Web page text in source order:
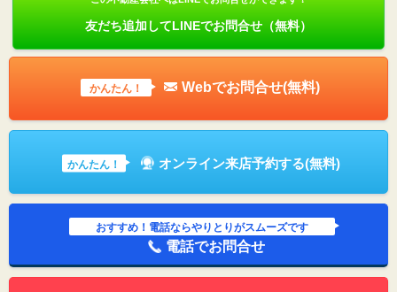
友だち追加してLINEでお問合せ（無料）
かんたん！ Webでお問合せ(無料)
かんたん！ オンライン来店予約する(無料)
おすすめ！電話ならやりとりがスムーズです
電話でお問合せ